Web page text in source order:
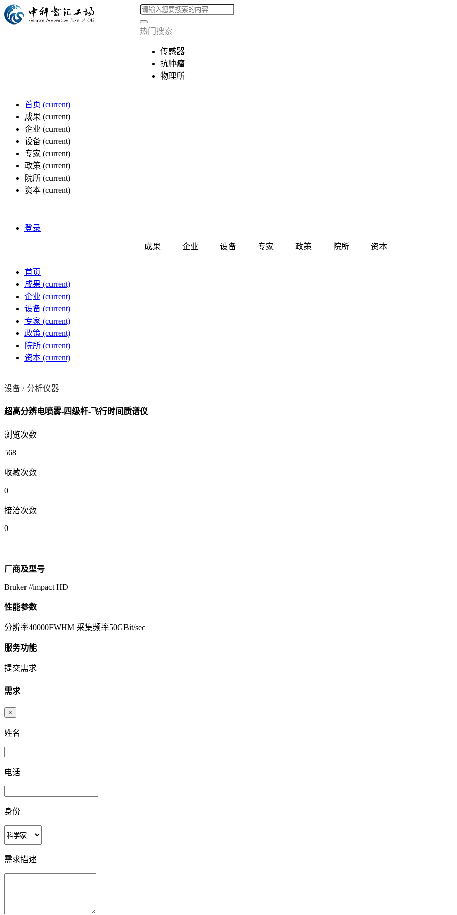
热门搜索
传感器
抗肿瘤
物理所
首页 (current)
成果 (current)
企业 (current)
设备 (current)
专家 (current)
政策 (current)
院所 (current)
资本 (current)
登录
成果 企业 设备 专家 政策 院所 资本
首页
成果 (current)
企业 (current)
设备 (current)
专家 (current)
政策 (current)
院所 (current)
资本 (current)
设备 / 分析仪器
超高分辨电喷雾-四级杆-飞行时间质谱仪
浏览次数
568
收藏次数
0
接洽次数
0
厂商及型号
Bruker //impact HD
性能参数
分辨率40000FWHM 采集频率50GBit/sec
服务功能
提交需求
需求
×
姓名
电话
身份
需求描述